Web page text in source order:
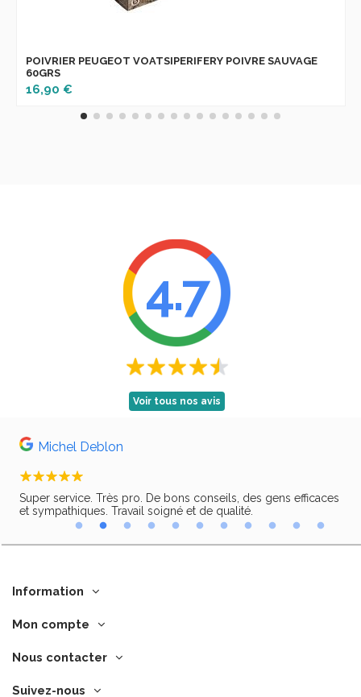
POIVRIER PEUGEOT VOATSIPERIFERY POIVRE SAUVAGE
60GRS
16,90 €
4.7
Voir tous nos avis
Michel Deblon
Super service. Très pro. De bons conseils, des gens efficaces
et sympathiques. Travail soigné et de qualité.
Information
Mon compte
Nous contacter
Suivez-nous